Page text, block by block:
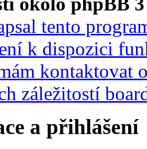
tento
k dispozici
kontaktovat
záležitostí
a přihlášení